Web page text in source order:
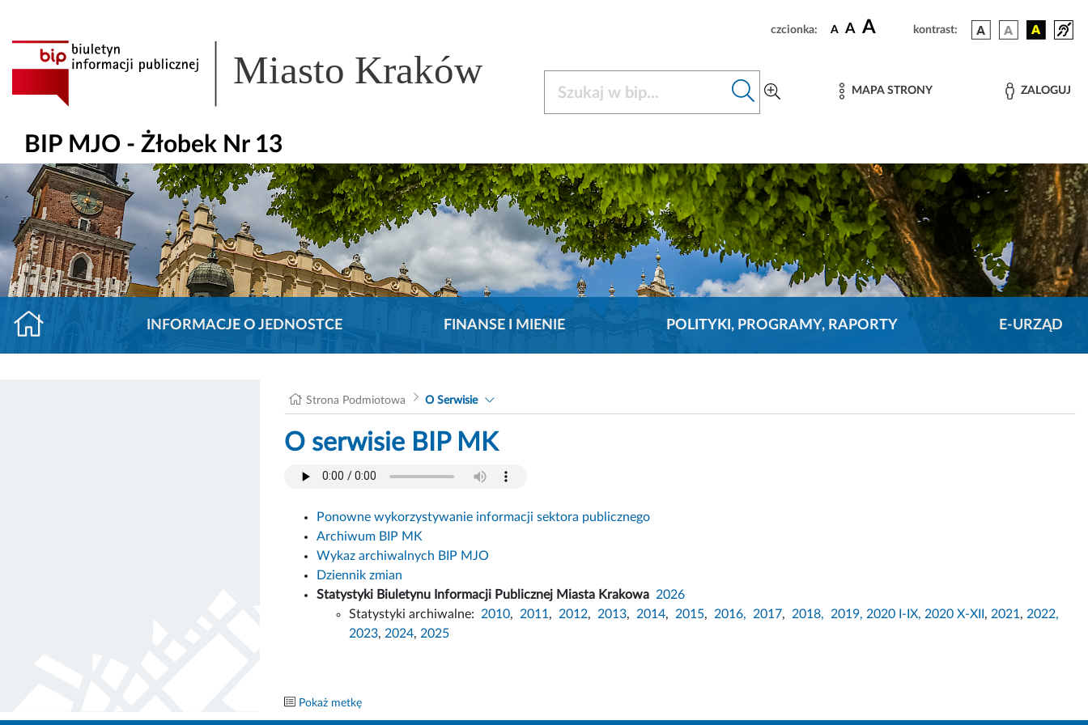
czcionka: A A A kontrast:
Miasto Kraków MAPA STRONY ZALOGUJ
BIP MJO - Żłobek Nr 13
INFORMACJE O JEDNOSTCE FINANSE I MIENIE POLITYKI, PROGRAMY, RAPORTY E-URZĄD
Strona Podmiotowa O Serwisie
O serwisie BIP MK
Ponowne wykorzystywanie informacji sektora publicznego
Archiwum BIP MK
Wykaz archiwalnych BIP MJO
Dziennik zmian
Statystyki Biuletynu Informacji Publicznej Miasta Krakowa 2026
Statystyki archiwalne: 2010, 2011, 2012, 2013, 2014, 2015, 2016, 2017, 2018, 2019, 2020 I-IX, 2020 X-XII, 2021, 2022,
2023, 2024, 2025
Pokaż metkę